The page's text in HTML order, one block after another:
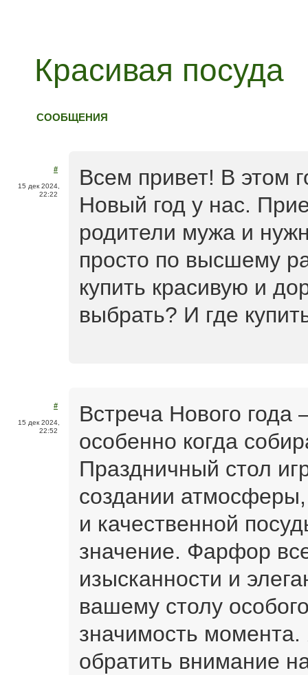
Красивая посуда
СООБЩЕНИЯ
#
15 дек 2024,
22:22
Всем привет! В этом
Новый год у нас.
родители мужа и
просто по высшему
купить красивую и
выбрать? И где
#
15 дек 2024,
22:52
Встреча Нового года
особенно когда
Праздничный стол
создании
и качественной
значение. Фарфор
изысканности и
вашему столу
значимость
обратить внимание